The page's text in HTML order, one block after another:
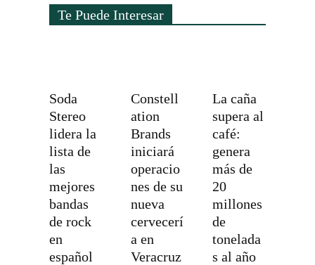
Te Puede Interesar
Soda
Stereo
lidera la
lista de
las
mejores
bandas
de rock
en
español
Constell
ation
Brands
iniciará
operacio
nes de su
nueva
cervecerí
a en
Veracruz
La caña
supera al
café:
genera
más de
20
millones
de
tonelada
s al año